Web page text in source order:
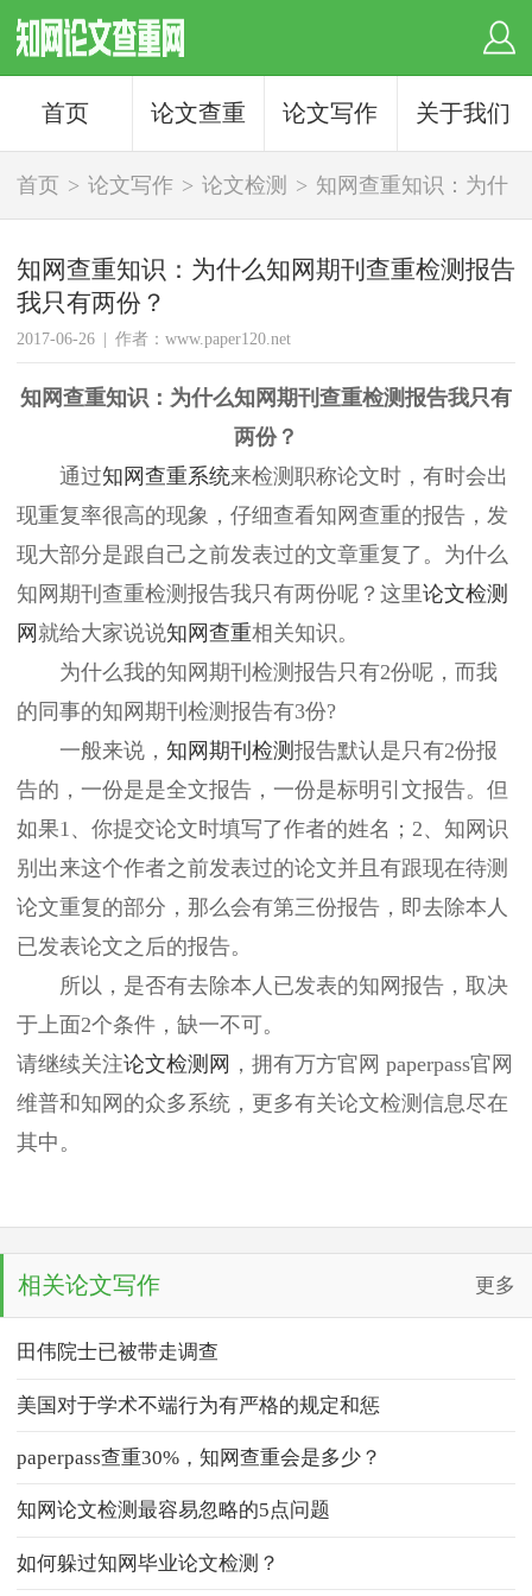
首页 论文查重 论文写作 关于我们
首页 > 论文写作 > 论文检测 > 知网查重知识：为什
么知网期刊查重检测报告我只有两份？
知网查重知识：为什么知网期刊查重检测报告
我只有两份？
2017-06-26 作者：www.paper120.net
知网查重知识：为什么知网期刊查重检测报告我只有
两份？
通过知网查重系统来检测职称论文时，有时会出
现重复率很高的现象，仔细查看知网查重的报告，发
现大部分是跟自己之前发表过的文章重复了。为什么
知网期刊查重检测报告我只有两份呢？这里论文检测
网 就给大家说说知网查重相关知识。
为什么我的知网期刊检测报告只有2份呢，而我
的同事的知网期刊检测报告有3份?
一般来说， 知网期刊检测 报告默认是只有2份报
告的，一份是是全文报告，一份是标明引文报告。但
如果1、你提交论文时填写了作者的姓名；2、知网识
别出来这个作者之前发表过的论文并且有跟现在待测
论文重复的部分，那么会有第三份报告，即去除本人
已发表论文之后的报告。
所以，是否有去除本人已发表的知网报告，取决
于上面2个条件，缺一不可。
请继续关注论文检测网 ，拥有万方官网 paperpass官网
维普和知网的众多系统，更多有关论文检测信息尽在
其中。
相关论文写作 更多
田伟院士已被带走调查
美国对于学术不端行为有严格的规定和惩
paperpass查重30%，知网查重会是多少？
知网论文检测最容易忽略的5点问题
如何躲过知网毕业论文检测？